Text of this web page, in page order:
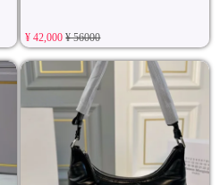
¥ 42,000¥ 56000